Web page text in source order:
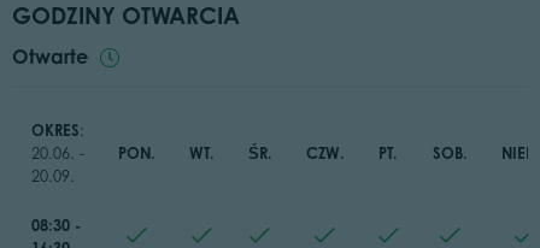
GODZINY OTWARCIA
Otwarte
OKRES:
20.06. -
20.09.
PON. WT. ŚR. CZW. PT. SOB.
08:30 -